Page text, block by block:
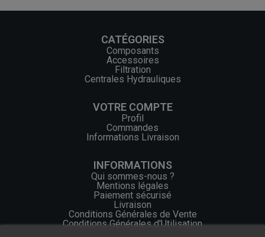
CATÉGORIES
Composants
Accessoires
Filtration
Centrales Hydrauliques
VOTRE COMPTE
Profil
Commandes
Informations Livraison
INFORMATIONS
Qui sommes-nous ?
Mentions légales
Paiement sécurisé
Livraison
Conditions Générales de Vente
Conditions Générales d'Utilisation